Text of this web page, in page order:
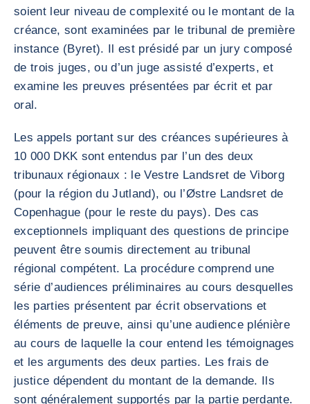
soient leur niveau de complexité ou le montant de la
créance, sont examinées par le tribunal de première
instance (Byret). Il est présidé par un jury composé
de trois juges, ou d’un juge assisté d’experts, et
examine les preuves présentées par écrit et par
oral.
Les appels portant sur des créances supérieures à
10 000 DKK sont entendus par l’un des deux
tribunaux régionaux : le Vestre Landsret de Viborg
(pour la région du Jutland), ou l’Østre Landsret de
Copenhague (pour le reste du pays). Des cas
exceptionnels impliquant des questions de principe
peuvent être soumis directement au tribunal
régional compétent. La procédure comprend une
série d’audiences préliminaires au cours desquelles
les parties présentent par écrit observations et
éléments de preuve, ainsi qu’une audience plénière
au cours de laquelle la cour entend les témoignages
et les arguments des deux parties. Les frais de
justice dépendent du montant de la demande. Ils
sont généralement supportés par la partie perdante.